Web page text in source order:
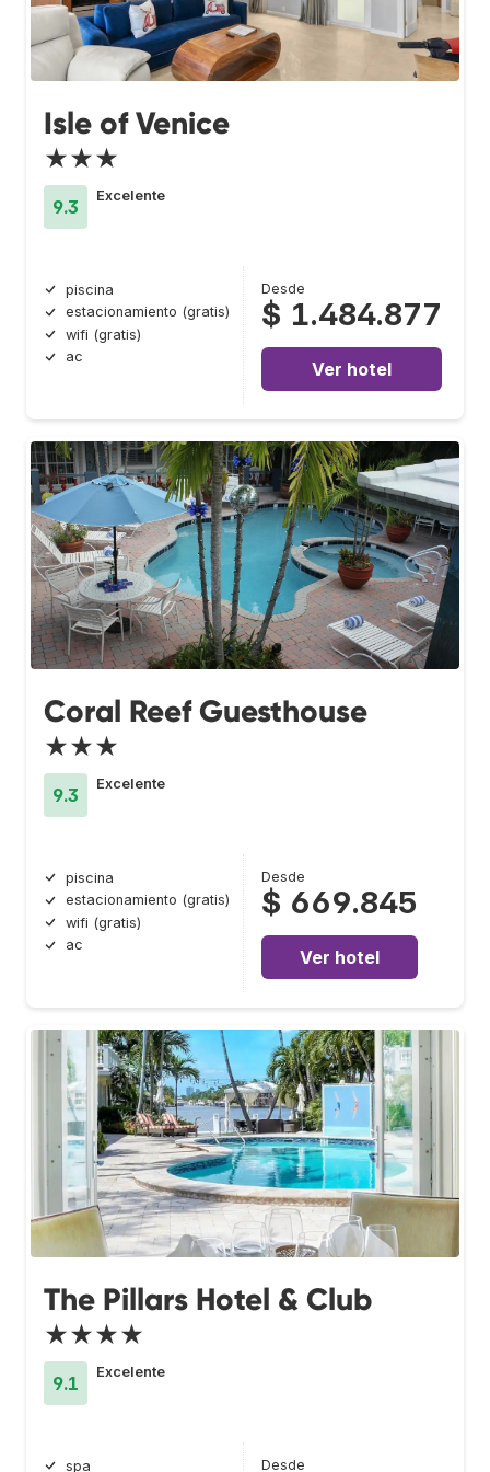
Isle of Venice
★★★
9.3
Excelente
piscina
estacionamiento (gratis)
wifi (gratis)
ac
Desde
$ 1.484.877
Ver hotel
Coral Reef Guesthouse
★★★
9.3
Excelente
piscina
estacionamiento (gratis)
wifi (gratis)
ac
Desde
$ 669.845
Ver hotel
The Pillars Hotel & Club
★★★★
9.1
Excelente
spa Desde